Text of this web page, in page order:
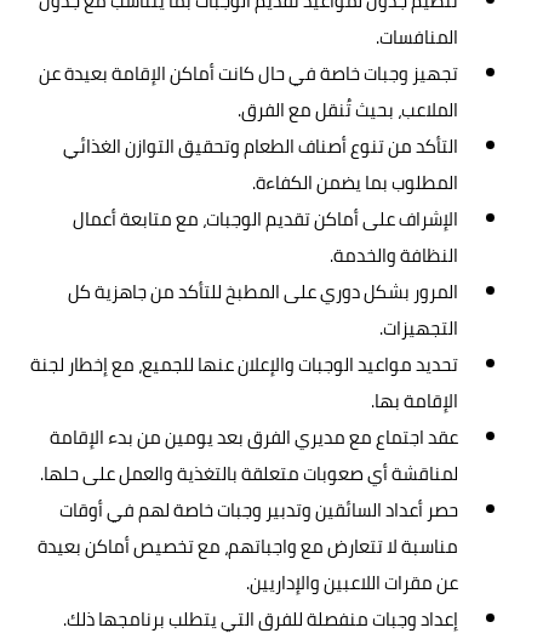
المنافسات.
تجهيز وجبات خاصة في حال كانت أماكن الإقامة بعيدة عن
الملاعب، بحيث تُنقل مع الفرق.
التأكد من تنوع أصناف الطعام وتحقيق التوازن الغذائي
المطلوب بما يضمن الكفاءة.
الإشراف على أماكن تقديم الوجبات، مع متابعة أعمال
النظافة والخدمة.
المرور بشكل دوري على المطبخ للتأكد من جاهزية كل
التجهيزات.
تحديد مواعيد الوجبات والإعلان عنها للجميع، مع إخطار لجنة
الإقامة بها.
عقد اجتماع مع مديري الفرق بعد يومين من بدء الإقامة
لمناقشة أي صعوبات متعلقة بالتغذية والعمل على حلها.
حصر أعداد السائقين وتدبير وجبات خاصة لهم في أوقات
مناسبة لا تتعارض مع واجباتهم، مع تخصيص أماكن بعيدة
عن مقرات اللاعبين والإداريين.
إعداد وجبات منفصلة للفرق التي يتطلب برنامجها ذلك.